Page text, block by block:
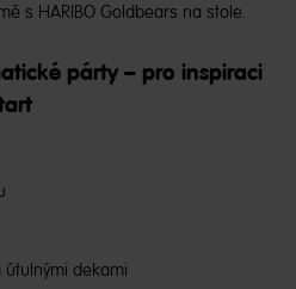
s HARIBO Goldbears na stole.
párty – pro inspiraci
útulnými dekami